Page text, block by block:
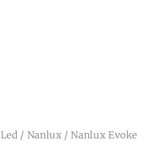
Led / Nanlux / Nanlux Evoke